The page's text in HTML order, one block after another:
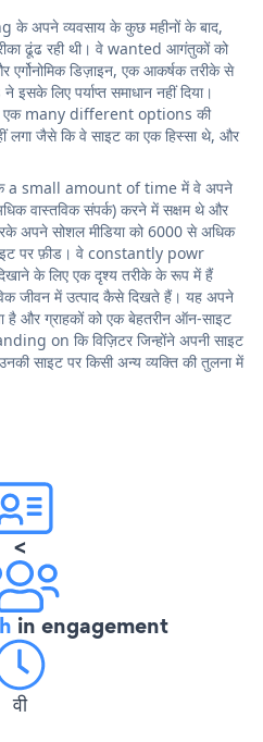
के अपने व्यवसाय के कुछ महीनों के बाद,
ढूंढ रही थी। वे wanted आगंतुकों को
डिज़ाइन, एक आकर्षक तरीके से
लिए पर्याप्त समाधान नहीं दिया।
एक many different options की
लगा जैसे कि वे साइट का एक हिस्सा थे, और
के a small amount of time में वे अपने
वास्तविक संपर्क) करने में सक्षम थे और
अपने सोशल मीडिया को 6000 से अधिक
पर फ़ीड। वे constantly powr
के लिए एक दृश्य तरीके के रूप में हैं
जीवन में उत्पाद कैसे दिखते हैं। यह अपने
है और ग्राहकों को एक बेहतरीन ऑन-साइट
on कि विज़िटर जिन्होंने अपनी साइट
साइट पर किसी अन्य व्यक्ति की तुलना में
<
in engagement
वी